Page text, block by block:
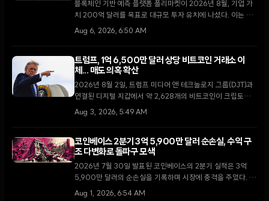
블록체인 기반 예측 플랫폼 폴리마켓이 2026년 8월, 기업 가
치 200억 달러를 목표로 대규모 투자 유치에 나섰다. 이는 지
난 4월 비공개로 진행된 150억 달러 규모의 펀딩 이후 불과 4
Aug 6, 2026, 6:50 AM
트럼프, 1억 6,500만 달러 상당 비트코인 거래소 이
체... 매도 의혹 확산
2026년 8월 2일, 트럼프 미디어 앤 테크놀로지 그룹(DJT)과
연결된 디지털 지갑에서 약 2,628개의 비트코인이 크립토닷컴
거래소로 이동했다. 막대한 운영 손실을 기록 중인 가운데 이번
Aug 3, 2026, 5:49 AM
코인베이스 2분기 3억 5,900만 달러 순손실, 수익 구
조 다변화로 돌파구 모색
2026년 7월 30일 발표된 코인베이스의 2분기 실적은 3억
5,900만 달러의 순손실을 기록하며 시장에 충격을 주었다. 그
러나 거래 수수료 의존도를 낮추고 구독 및 서비스 매출 비중을
Aug 1, 2026, 6:54 AM